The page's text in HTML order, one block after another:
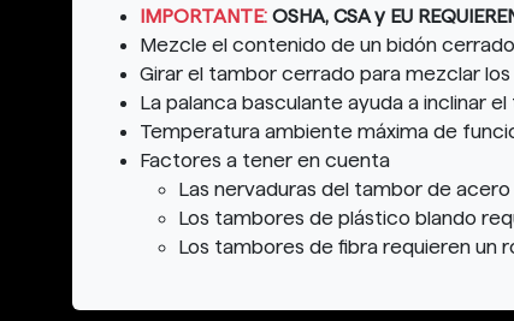
IMPORTANTE: OSHA, CSA y EU
Mezcle el contenido de un bidón
Girar el tambor cerrado para mezclar
La palanca basculante ayuda a inclinar
Temperatura ambiente máxima de
Factores a tener en cuenta
Las nervaduras del tambor de
Los tambores de plástico blando
Los tambores de fibra requieren un